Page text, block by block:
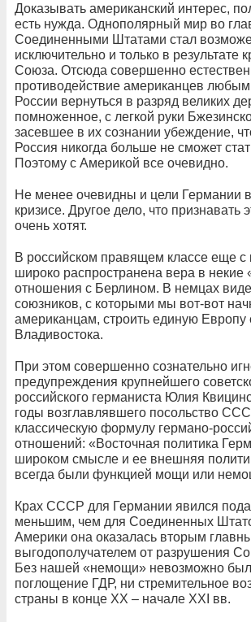
Доказывать американский интерес,
есть нужда. Однополярный мир во
Соединенными Штатами стал
исключительно и только в результате
Союза. Отсюда совершенно
противодействие американцев
России вернуться в разряд великих
помноженное, с легкой руки
засевшее в их сознании убеждение,
Россия никогда больше не сможет
Поэтому с Америкой все очевидно.
Не менее очевидны и цели Германии
кризисе. Другое дело, что признавать
очень хотят.
В российском правящем классе еще с
широко распространена вера в некие
отношения с Берлином. В немцах
союзников, с которыми мы вот-вот
американцам, строить единую Европу
Владивостока.
При этом совершенно сознательно
предупреждения крупнейшего
российского германиста Юлия
годы возглавлявшего посольство
классическую формулу германо-
отношений: «Восточная политика
широком смысле и ее внешняя
всегда были функцией мощи или
Крах СССР для Германии явился
меньшим, чем для Соединенных
Америки она оказалась вторым
выгодополучателем от разрушения
Без нашей «немощи» невозможно
поглощение ГДР, ни стремительное
страны в конце ХХ – начале XXI вв.